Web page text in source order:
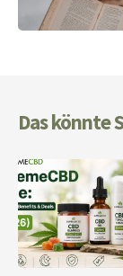
Das könnte